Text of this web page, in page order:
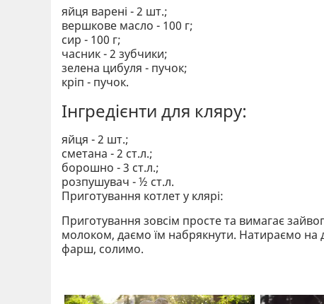
яйця варені - 2 шт.;
вершкове масло - 100 г;
сир - 100 г;
часник - 2 зубчики;
зелена цибуля - пучок;
кріп - пучок.
Інгредієнти для кляру:
яйця - 2 шт.;
сметана - 2 ст.л.;
борошно - 3 ст.л.;
розпушувач - ½ ст.л.
Приготування котлет у клярі:
Приготування зовсім просте та вимагає
молоком, даємо їм набрякнути. Натираємо на
фарш, солимо.